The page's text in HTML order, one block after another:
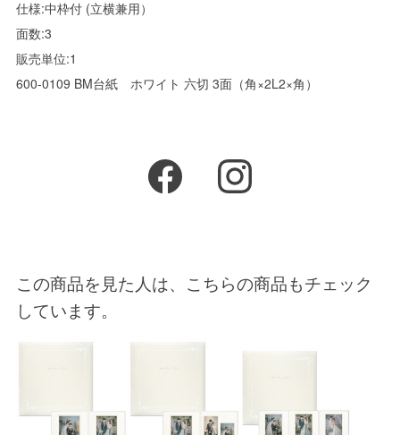
仕様:中枠付 (立横兼用）
面数:3
販売単位:1
600-0109 BM台紙 ホワイト 六切 3面（角×2L2×角）
この商品を見た人は、こちらの商品もチェック
しています。